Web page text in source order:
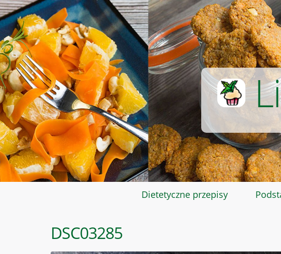
Dietetyczne przepisy
DSC03285